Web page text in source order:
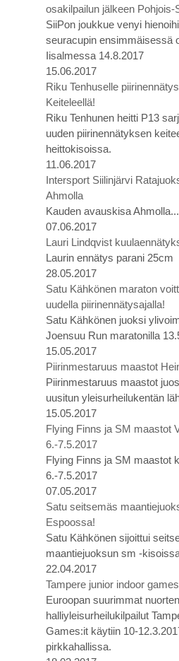
osakilpailun jälkeen Pohjois-
SiiPon joukkue venyi
seuracupin ensimmäisessä
Iisalmessa 14.8.2017
15.06.2017
Riku Tenhuselle
Keiteleellä!
Riku Tenhunen heitti P13
uuden piirinennätyksen
heittokisoissa.
11.06.2017
Intersport Siilinjärvi
Ahmolla
Kauden avauskisa Ahmolla...
07.06.2017
Lauri Lindqvist
Laurin ennätys parani 25cm
28.05.2017
Satu Kähkönen maraton
uudella piirinennätysajalla!
Satu Kähkönen juoksi
Joensuu Run maratonilla
15.05.2017
Piirinmestaruus maastot
Piirinmestaruus maastot
uusitun yleisurheilukentän
15.05.2017
Flying Finns ja SM maastot
6.-7.5.2017
Flying Finns ja SM maastot
6.-7.5.2017
07.05.2017
Satu seitsemäs
Espoossa!
Satu Kähkönen sijoittui
maantiejuoksun sm -
22.04.2017
Tampere junior indoor
Euroopan suurimmat nuorten
halliyleisurheilukilpailut
Games:it käytiin 10-
pirkkahallissa.